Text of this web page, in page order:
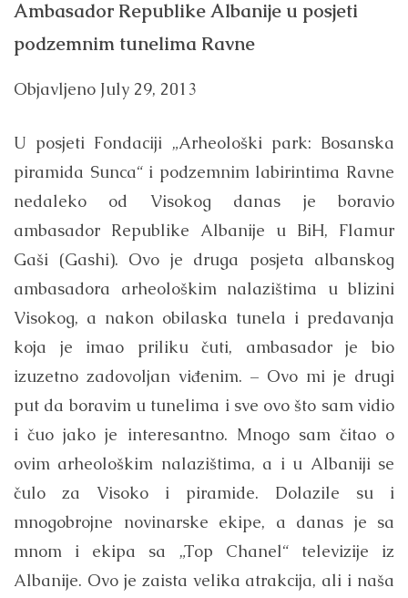
Ambasador Republike Albanije u posjeti
podzemnim tunelima Ravne
Objavljeno July 29, 2013
U posjeti Fondaciji „Arheološki park: Bosanska
piramida Sunca“ i podzemnim labirintima Ravne
nedaleko od Visokog danas je boravio
ambasador Republike Albanije u BiH, Flamur
Gaši (Gashi). Ovo je druga posjeta albanskog
ambasadora arheološkim nalazištima u blizini
Visokog, a nakon obilaska tunela i predavanja
koja je imao priliku čuti, ambasador je bio
izuzetno zadovoljan viđenim. – Ovo mi je drugi
put da boravim u tunelima i sve ovo što sam vidio
i čuo jako je interesantno. Mnogo sam čitao o
ovim arheološkim nalazištima, a i u Albaniji se
čulo za Visoko i piramide. Dolazile su i
mnogobrojne novinarske ekipe, a danas je sa
mnom i ekipa sa „Top Chanel“ televizije iz
Albanije. Ovo je zaista velika atrakcija, ali i naša